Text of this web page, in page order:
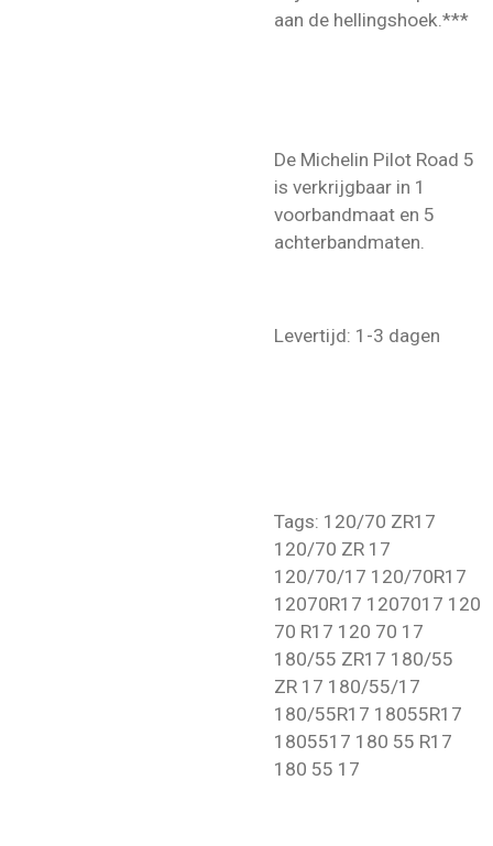
aan de hellingshoek.***
De Michelin Pilot Road 5
is verkrijgbaar in 1
voorbandmaat en 5
achterbandmaten.
Levertijd: 1-3 dagen
Tags: 120/70 ZR17
120/70 ZR 17
120/70/17 120/70R17
12070R17 1207017 120
70 R17 120 70 17
180/55 ZR17 180/55
ZR 17 180/55/17
180/55R17 18055R17
1805517 180 55 R17
180 55 17